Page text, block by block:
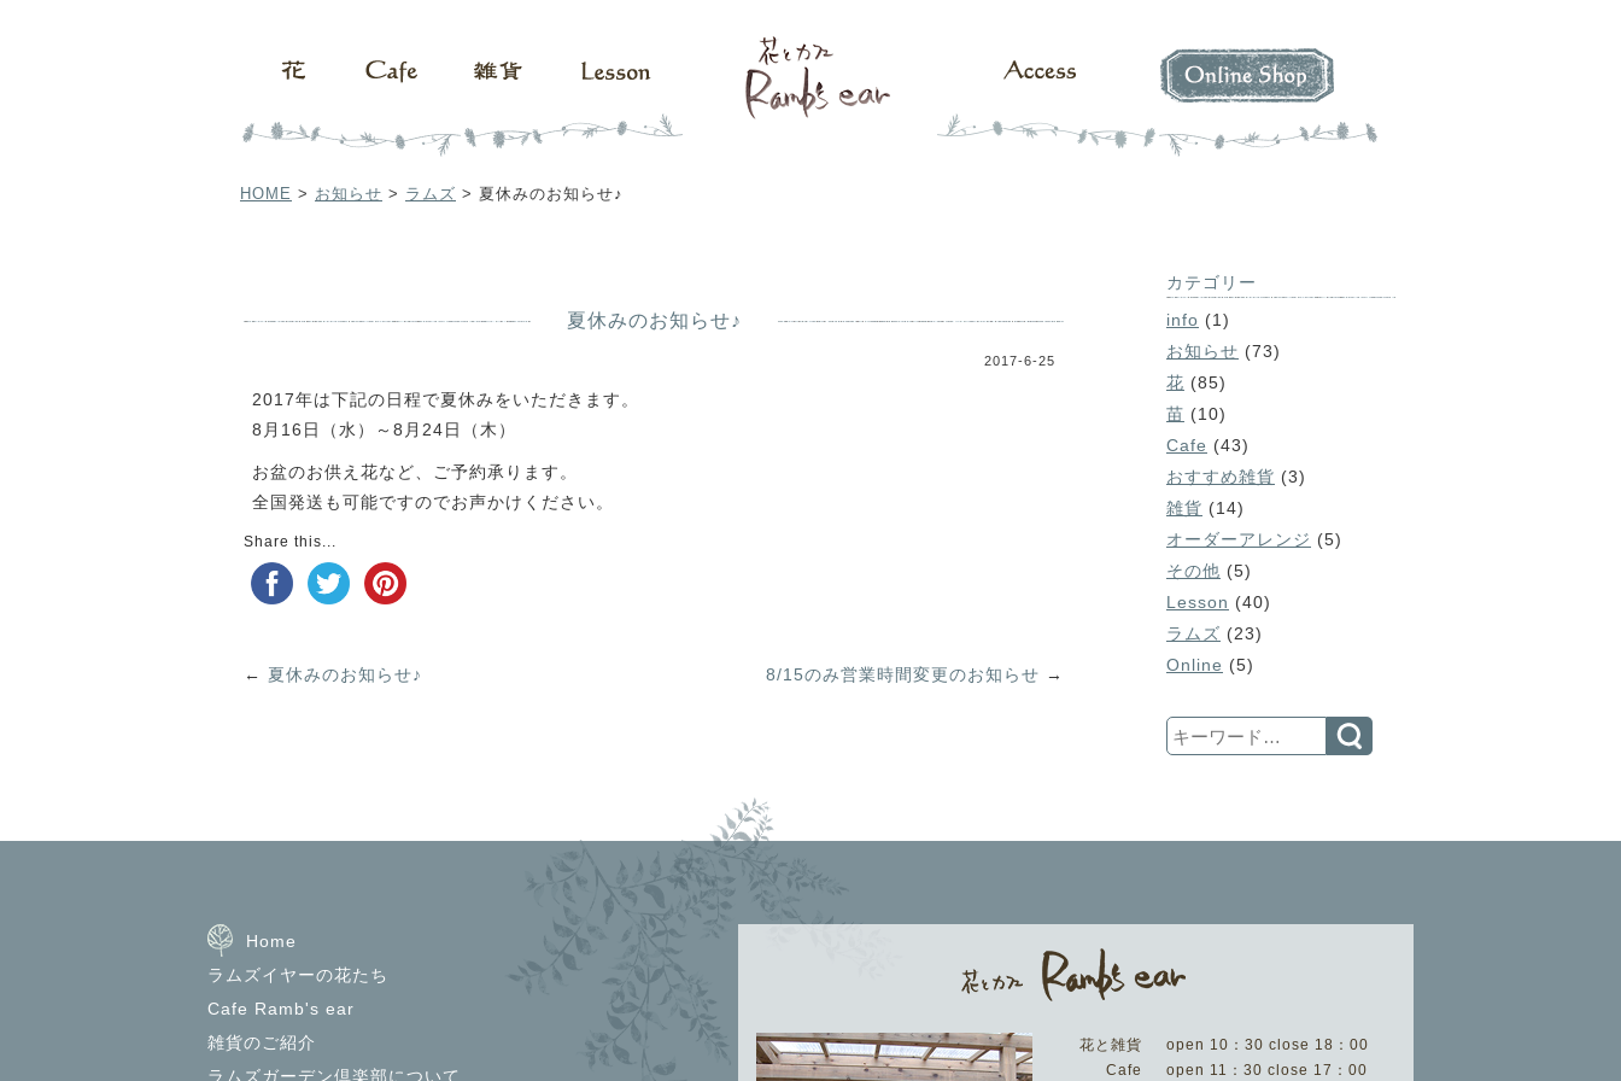
HOME > お知らせ > ラムズ > 夏休みのお知らせ♪
夏休みのお知らせ♪
2017-6-25
2017年は下記の日程で夏休みをいただきます。
8月16日（水）～8月24日（木）
お盆のお供え花など、ご予約承ります。
全国発送も可能ですのでお声かけください。
Share this...
← 夏休みのお知らせ♪ 8/15のみ営業時間変更のお知らせ →
カテゴリー
info (1)
お知らせ (73)
花 (85)
苗 (10)
Cafe (43)
おすすめ雑貨 (3)
雑貨 (14)
オーダーアレンジ (5)
その他 (5)
Lesson (40)
ラムズ (23)
Online (5)
Search
Home
ラムズイヤーの花たち
Cafe Ramb's ear
雑貨のご紹介
ラムズガーデン倶楽部について
花と雑貨
open 10：30 close 18：00
Cafe
open 11：30 close 17：00